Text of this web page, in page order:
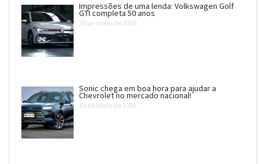
Impressões de uma lenda: Volkswagen Golf
GTI completa 50 anos
20 de maio de 2026
Sonic chega em boa hora para ajudar a
Chevrolet no mercado nacional!
19 de maio de 2026